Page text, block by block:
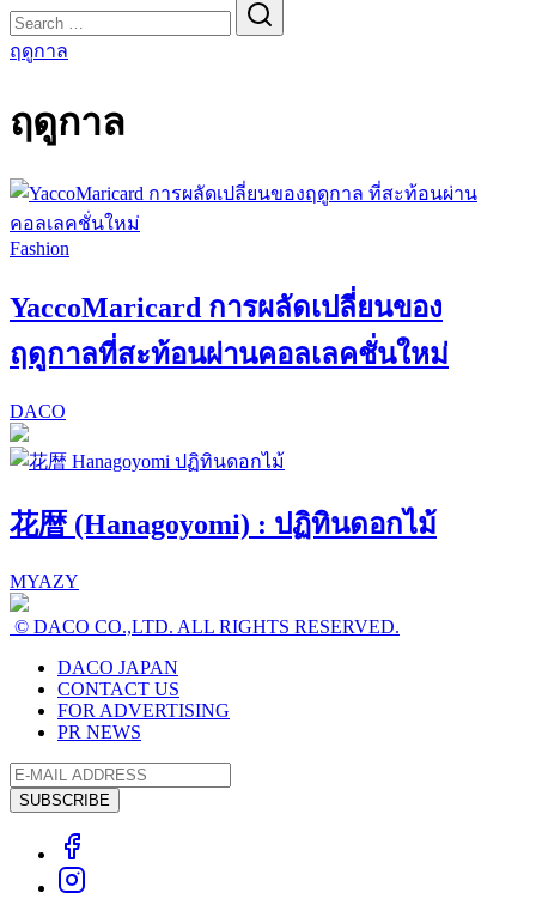
for:
ฤดูกาล
ฤดูกาล
Fashion
YaccoMaricard การผลัดเปลี่ยนของ
ฤดูกาลที่สะท้อนผ่านคอลเลคชั่นใหม่
DACO
花暦 (Hanagoyomi) : ปฏิทินดอกไม้
MYAZY
© DACO CO.,LTD. ALL RIGHTS RESERVED.
DACO JAPAN
CONTACT US
FOR ADVERTISING
PR NEWS